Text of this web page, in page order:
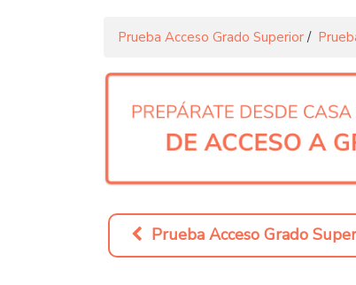
Prueba Acceso Grado Superior /
Prueba Acceso Grado